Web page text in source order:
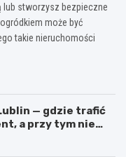
stworzysz bezpieczne
może być
takie nieruchomości
— gdzie trafić
a przy tym nie